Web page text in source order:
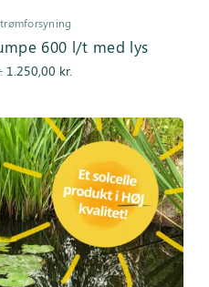
600 l/t med lys
Den
1.450,00 kr..
1.250,00 kr.
1.250,00 kr..